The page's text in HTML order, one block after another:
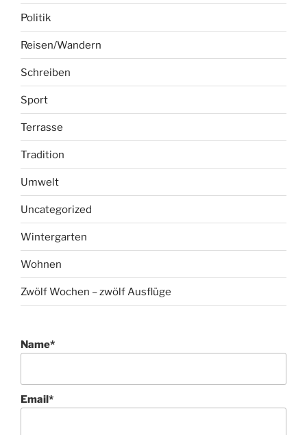
Politik
Reisen/Wandern
Schreiben
Sport
Terrasse
Tradition
Umwelt
Uncategorized
Wintergarten
Wohnen
Zwölf Wochen – zwölf Ausflüge
Name*
Email*